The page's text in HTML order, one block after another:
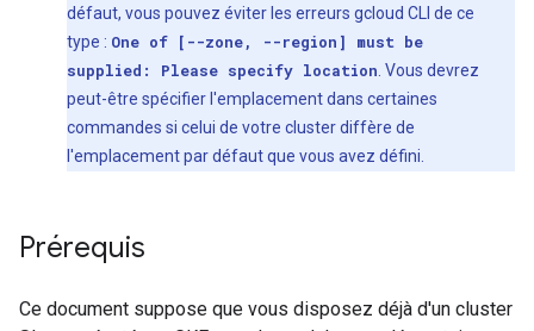
défaut, vous pouvez éviter les erreurs gcloud CLI de ce
type : One of [--zone, --region] must be
supplied: Please specify location . Vous devrez
peut-être spécifier l'emplacement dans certaines
commandes si celui de votre cluster diffère de
l'emplacement par défaut que vous avez défini.
Prérequis
Ce document suppose que vous disposez déjà d'un cluster